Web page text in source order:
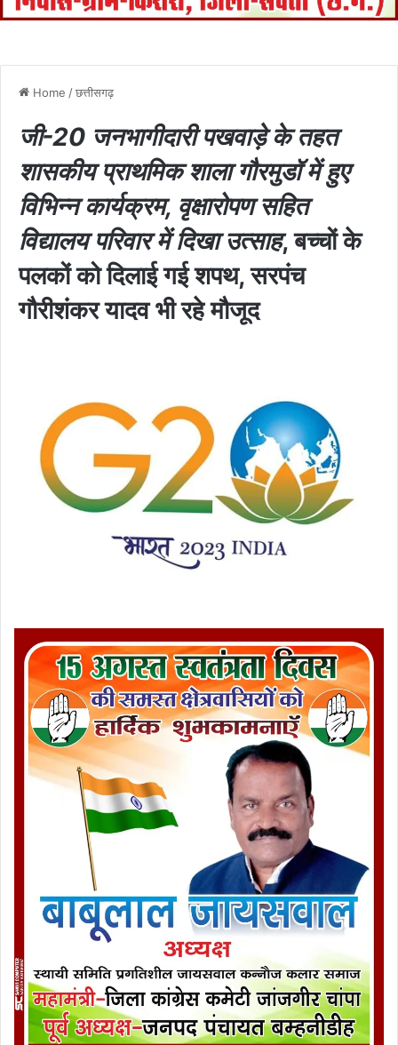
Home /छत्तीसगढ़
जी-20 जनभागीदारी पखवाड़े के तहत
शासकीय प्राथमिक शाला गौरमुडॉ में हुए
विभिन्न कार्यक्रम, वृक्षारोपण सहित
विद्यालय परिवार में दिखा उत्साह, बच्चों के
पलकों को दिलाई गई शपथ, सरपंच
गौरीशंकर यादव भी रहे मौजूद